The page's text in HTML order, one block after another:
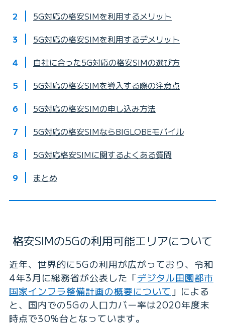
5G対応の格安SIMを利用するメリット
5G対応の格安SIMを利用するデメリット
自社に合った5G対応の格安SIMの選び方
5G対応の格安SIMを導入する際の注意点
5G対応の格安SIMの申し込み方法
5G対応の格安SIMならBIGLOBEモバイル
5G対応格安SIMに関するよくある質問
まとめ
格安SIMの5Gの利用可能エリアについて
近年、世界的に5Gの利用が広がっており、令和
4年3月に総務省が公表した「デジタル田園都市
国家インフラ整備計画の概要について 」による
と、国内での5Gの人口カバー率は2020年度末
時点で30%台となっています。